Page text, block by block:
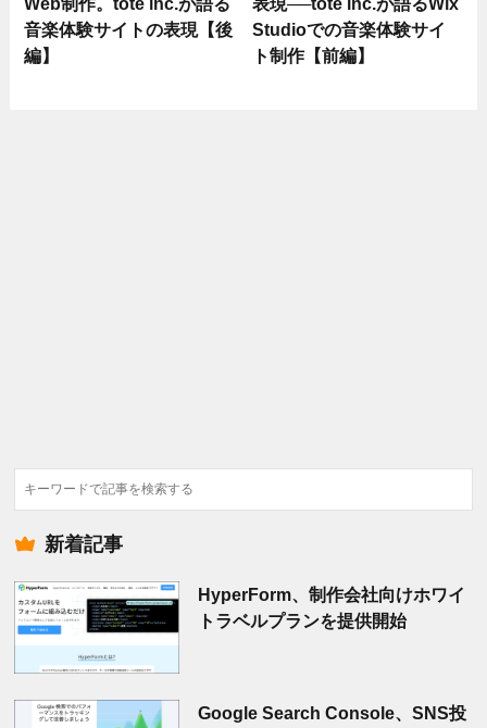
音楽体験サイトの表現【後
編】
Studioでの音楽体験サイ
ト制作【前編】
検
索
新着記事
HyperForm、制作会社向けホワイ
トラベルプランを提供開始
Google Search Console、SNS投